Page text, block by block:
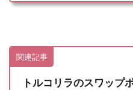
関連記事
トルコリラのスワップ